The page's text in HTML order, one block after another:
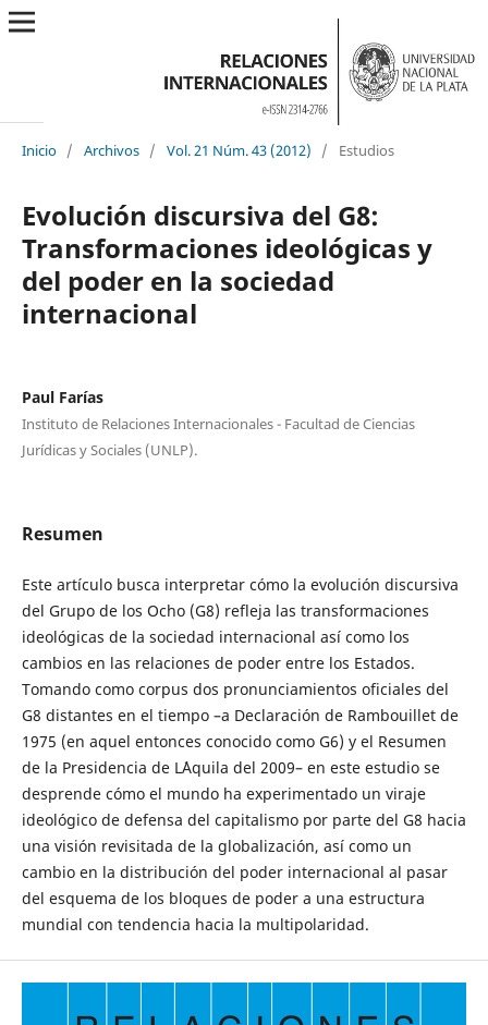
Inicio / Archivos / Vol. 21 Núm. 43 (2012) / Estudios
Evolución discursiva del G8:
Transformaciones ideológicas y
del poder en la sociedad
internacional
Paul Farías
Instituto de Relaciones Internacionales - Facultad de Ciencias
Jurídicas y Sociales (UNLP).
Resumen
Este artículo busca interpretar cómo la evolución discursiva
del Grupo de los Ocho (G8) refleja las transformaciones
ideológicas de la sociedad internacional así como los
cambios en las relaciones de poder entre los Estados.
Tomando como corpus dos pronunciamientos oficiales del
G8 distantes en el tiempo –a Declaración de Rambouillet de
1975 (en aquel entonces conocido como G6) y el Resumen
de la Presidencia de L´Aquila del 2009– en este estudio se
desprende cómo el mundo ha experimentado un viraje
ideológico de defensa del capitalismo por parte del G8 hacia
una visión revisitada de la globalización, así como un
cambio en la distribución del poder internacional al pasar
del esquema de los bloques de poder a una estructura
mundial con tendencia hacia la multipolaridad.